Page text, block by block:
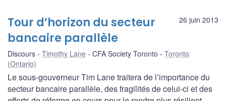
26 juin 2013
Tour d’horizon du secteur
bancaire parallèle
Discours Timothy Lane CFA Society Toronto
Toronto
(Ontario)
Le sous-gouverneur Tim Lane traitera de l’importance du
secteur bancaire parallèle, des fragilités de celui-ci et des